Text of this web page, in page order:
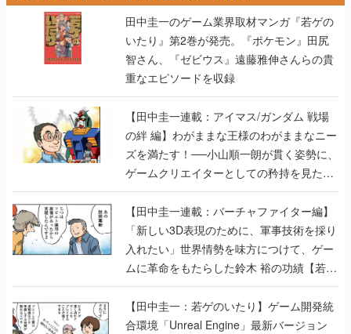
田中圭一のゲーム業界取材マンガ『若ゲの
いたり』第2巻が発売。『ポケモン』田尻
智さん、『ゼビウス』遠藤雅伸さんらの貴
重なエピソードを収録
【田中圭一連載：アイマス/ガンダム 戦場
の絆 編】わがままな王様のわがままなニー
ズを満たす！──小山順一朗が貫く姿勢に、
ゲームクリエイターとしての矜持を見た
【若ゲのいたり最終回】
【田中圭一連載：バーチャファイター編】
「新しい3D表現のために、軍事技術を採り
入れたい」世界情勢を味方につけて、ゲー
ムに革命をもたらした鈴木 裕の功績【若ゲ
のいたり】
【田中圭一：若ゲのいたり】ゲーム開発統
合環境「Unreal Engine」最新バージョン